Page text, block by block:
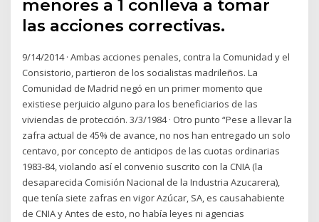
menores a 1 conlleva a tomar
las acciones correctivas.
9/14/2014 · Ambas acciones penales, contra la Comunidad y el
Consistorio, partieron de los socialistas madrileños. La
Comunidad de Madrid negó en un primer momento que
existiese perjuicio alguno para los beneficiarios de las
viviendas de protección. 3/3/1984 · Otro punto “Pese a llevar la
zafra actual de 45% de avance, no nos han entregado un solo
centavo, por concepto de anticipos de las cuotas ordinarias
1983-84, violando así el convenio suscrito con la CNIA (la
desaparecida Comisión Nacional de la Industria Azucarera),
que tenía siete zafras en vigor Azúcar, SA, es causahabiente
de CNIA y Antes de esto, no había leyes ni agencias